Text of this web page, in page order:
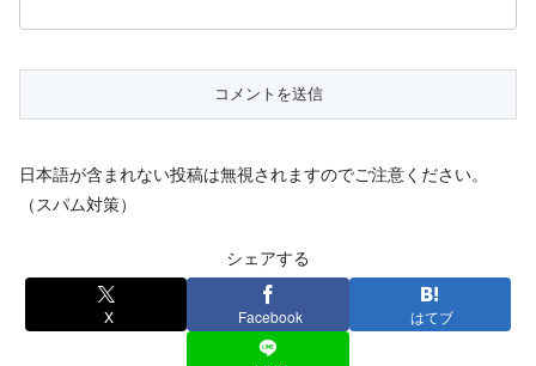
日本語が含まれない投稿は無視されますのでご注意ください。
（スパム対策）
シェアする
X Facebook はてブ